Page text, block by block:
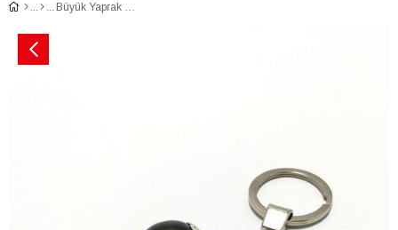
Büyük Yaprak Püsküllü Anahtarlık